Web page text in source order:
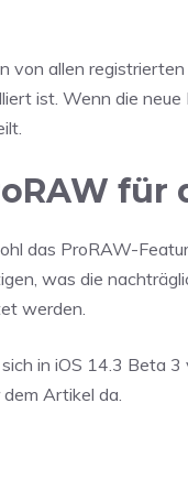
von allen
ist. Wenn die
für
das ProRAW-
was die
werden.
in iOS 14.3 Beta
Artikel da.